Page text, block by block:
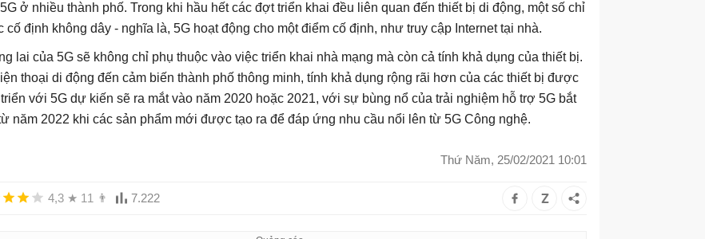
ở nhiều thành phố. Trong khi hầu hết các đợt triển khai đều liên quan đến thiết bị di động, một số chỉ
cố định không dây - nghĩa là, 5G hoạt động cho một điểm cố định, như truy cập Internet tại nhà.
lai của 5G sẽ không chỉ phụ thuộc vào việc triển khai nhà mạng mà còn cả tính khả dụng của thiết bị.
thoại di động đến cảm biến thành phố thông minh, tính khả dụng rộng rãi hơn của các thiết bị được
với 5G dự kiến sẽ ra mắt vào năm 2020 hoặc 2021, với sự bùng nổ của trải nghiệm hỗ trợ 5G bắt
năm 2022 khi các sản phẩm mới được tạo ra để đáp ứng nhu cầu nổi lên từ 5G Công nghệ.
Thứ Năm, 25/02/2021 10:01
4,3 ★ 11 👨 7.222